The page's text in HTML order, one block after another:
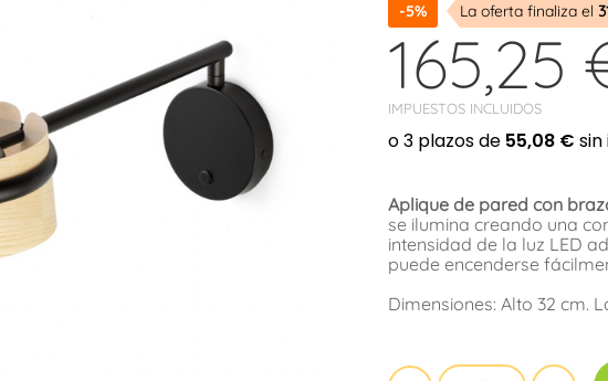
-5% La oferta finaliza el
165,25
IMPUESTOS INCLUIDOS
Aplique de pared con
se ilumina creando una
intensidad de la luz LED
puede encenderse
Dimensiones: Alto 32 cm.